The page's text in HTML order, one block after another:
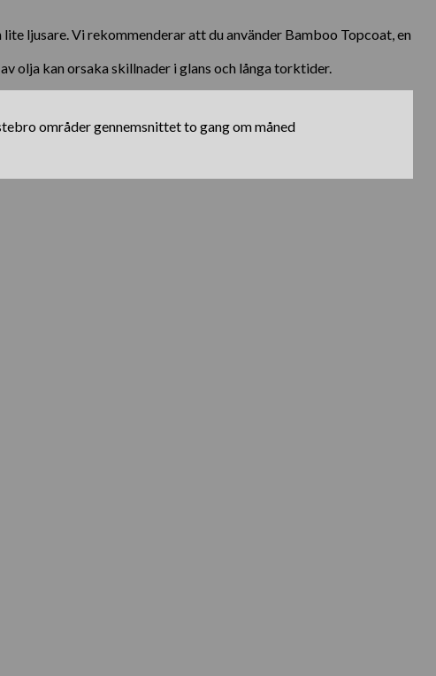
ljusare. Vi rekommenderar att du använder Bamboo Topcoat, en
olja kan orsaka skillnader i glans och långa torktider.
områder gennemsnittet to gang om måned